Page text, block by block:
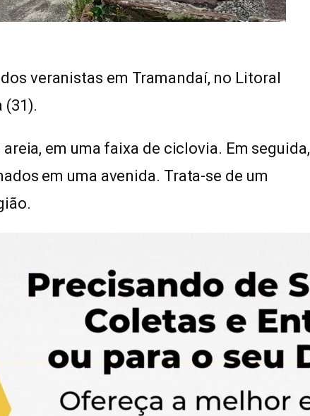
veranistas em Tramandaí, no Litoral
(31).
em uma faixa de ciclovia. Em seguida,
em uma avenida. Trata-se de um